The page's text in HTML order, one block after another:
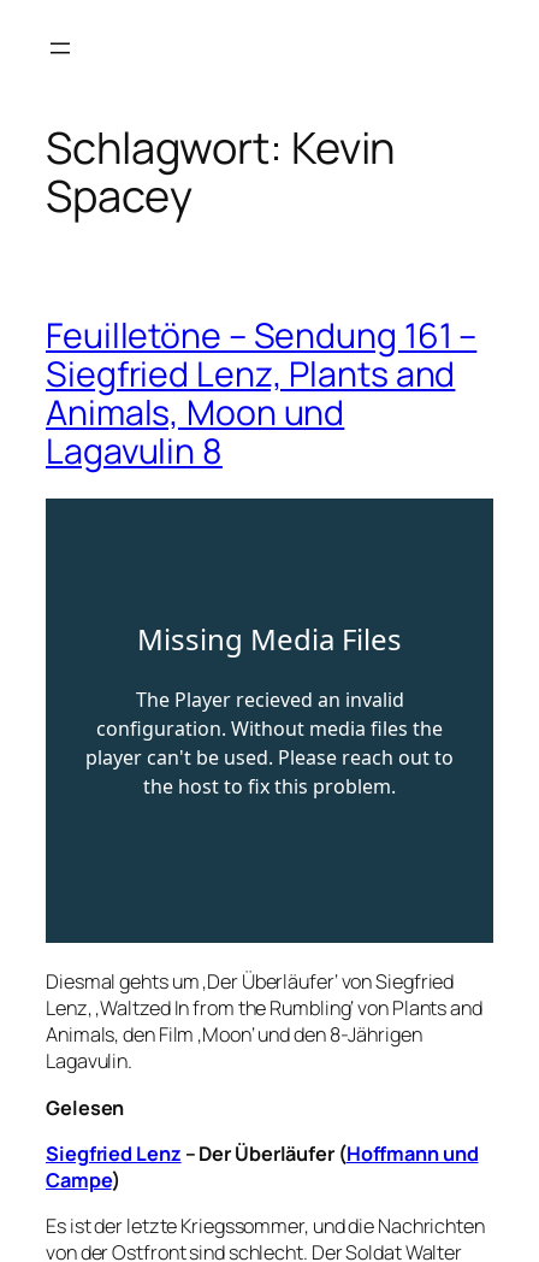
Inhalt
Schlagwort: Kevin
Spacey
Feuilletöne – Sendung 161 –
Siegfried Lenz, Plants and
Animals, Moon und
Lagavulin 8
Diesmal gehts um ‚Der Überläufer‘ von Siegfried
Lenz, ‚Waltzed In from the Rumbling‘ von Plants and
Animals, den Film ‚Moon‘ und den 8-Jährigen
Lagavulin.
Gelesen
Siegfried Lenz – Der Überläufer (Hoffmann und
Campe)
Es ist der letzte Kriegssommer, und die Nachrichten
von der Ostfront sind schlecht. Der Soldat Walter